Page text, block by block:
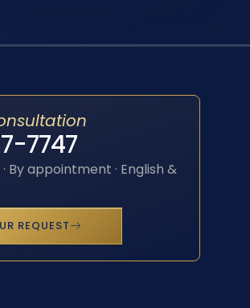
7747
By appointment · English &
REQUEST